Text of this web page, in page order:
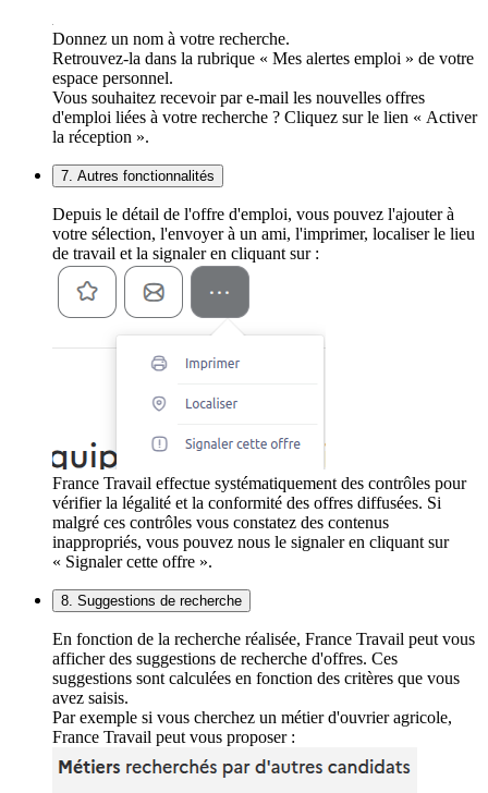
Donnez un nom à votre recherche.
Retrouvez-la dans la rubrique « Mes alertes emploi » de votre
espace personnel.
Vous souhaitez recevoir par e-mail les nouvelles offres
d'emploi liées à votre recherche ? Cliquez sur le lien « Activer
la réception ».
7. Autres fonctionnalités
Depuis le détail de l'offre d'emploi, vous pouvez l'ajouter à
votre sélection, l'envoyer à un ami, l'imprimer, localiser le lieu
de travail et la signaler en cliquant sur :
France Travail effectue systématiquement des contrôles pour
vérifier la légalité et la conformité des offres diffusées. Si
malgré ces contrôles vous constatez des contenus
inappropriés, vous pouvez nous le signaler en cliquant sur
« Signaler cette offre ».
8. Suggestions de recherche
En fonction de la recherche réalisée, France Travail peut vous
afficher des suggestions de recherche d'offres. Ces
suggestions sont calculées en fonction des critères que vous
avez saisis.
Par exemple si vous cherchez un métier d'ouvrier agricole,
France Travail peut vous proposer :